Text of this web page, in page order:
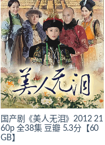
国产剧《美人无泪》2012 21
60p 全38集 豆瓣 5.3分【60
GB】